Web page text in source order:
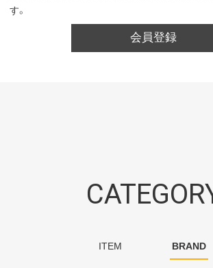
す。
会員登録
ITEM BRAND